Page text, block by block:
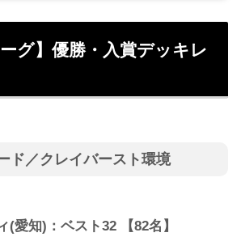
グ】優勝・入賞デッキレ
ド／クレイバースト環境
(愛知)：ベスト32 【82名】